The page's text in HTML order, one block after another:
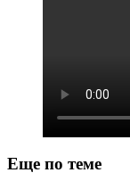
Еще по теме